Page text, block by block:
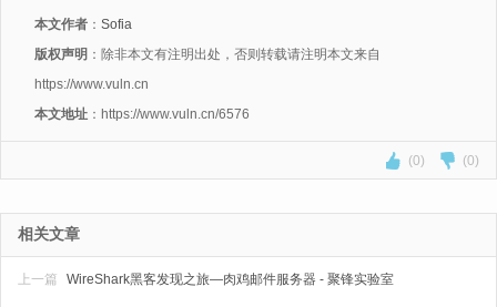
本文作者 ： Sofia
版权声明 ：除非本文有注明出处，否则转载请注明本文来自
https://www.vuln.cn
本文地址 ：https://www.vuln.cn/6576
(0) (0)
相关文章
上一篇 WireShark黑客发现之旅—肉鸡邮件服务器 - 聚锋实验室